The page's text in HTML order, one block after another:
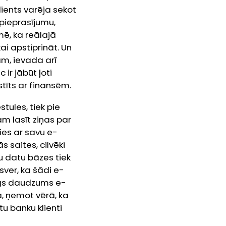
varēja sekot
ka reālajā
apstiprināt. Un
ievada arī
ir jābūt ļoti
ar finansēm.
tiek pie
lasīt ziņas par
ar savu e-
saites, cilvēki
datu bāzes tiek
ka šādi e-
daudzums e-
ņemot vērā, ka
banku klienti